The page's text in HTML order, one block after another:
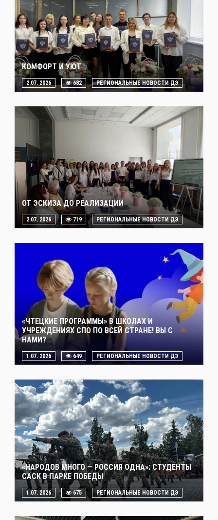
КОМФОРТ И УЮТ
2.07. 2026 682 РЕГИОНАЛЬНЫЕ НОВОСТИ ДЭ
ОТ ЭСКИЗА ДО РЕАЛИЗАЦИИ
2.07. 2026 719 РЕГИОНАЛЬНЫЕ НОВОСТИ ДЭ
«ЧТЕЦКИЕ ПРОГРАММЫ» В ШКОЛАХ И
УЧРЕЖДЕНИЯХ СПО ПО ВСЕЙ СТРАНЕ! ВЫ С
НАМИ?
1.07. 2026 649 РЕГИОНАЛЬНЫЕ НОВОСТИ ДЭ
«НАРОДОВ МНОГО — РОССИЯ ОДНА»: СТУДЕНТЫ
САСК В ПАРКЕ ПОБЕДЫ
1.07. 2026 675 РЕГИОНАЛЬНЫЕ НОВОСТИ ДЭ